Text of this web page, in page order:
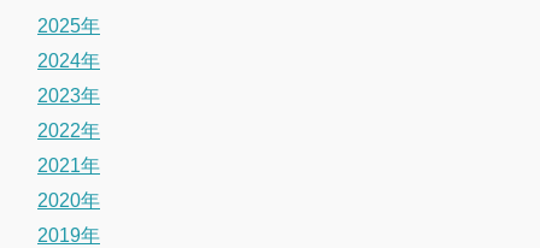
2025年
2024年
2023年
2022年
2021年
2020年
2019年